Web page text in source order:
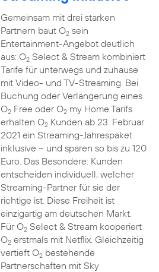
Gemeinsam mit drei starken
Partnern baut O2sein
Entertainment-Angebot deutlich
aus: O2Select & Stream kombiniert
Tarife für unterwegs und zuhause
mit Video- und TV-Streaming. Bei
Buchung oder Verlängerung eines
O2Free oder O2my Home Tarifs
erhalten O2Kunden ab 23. Februar
2021 ein Streaming-Jahrespaket
inklusive – und sparen so bis zu 120
Euro. Das Besondere: Kunden
entscheiden individuell, welcher
Streaming-Partner für sie der
richtige ist. Diese Freiheit ist
einzigartig am deutschen Markt.
Für O2Select & Stream kooperiert
O2erstmals mit Netflix. Gleichzeitig
vertieft O2bestehende
Partnerschaften mit Sky